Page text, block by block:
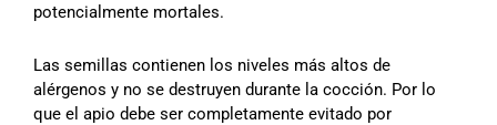
potencialmente mortales.
Las semillas contienen los niveles más altos de
alérgenos y no se destruyen durante la cocción. Por lo
que el apio debe ser completamente evitado por